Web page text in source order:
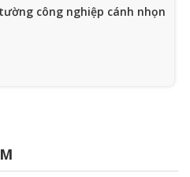
công nghiệp cánh nhọn